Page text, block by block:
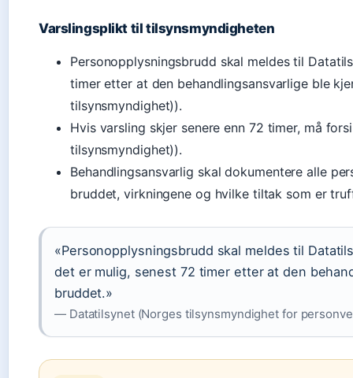
Varslingsplikt til tilsynsmyndigheten
Personopplysningsbrudd skal meldes til
timer etter at den behandlingsansvarlige ble
tilsynsmyndighet)).
Hvis varsling skjer senere enn 72 timer, må
tilsynsmyndighet)).
Behandlingsansvarlig skal dokumentere alle
bruddet, virkningene og hvilke tiltak som er
«Personopplysningsbrudd skal meldes til
det er mulig, senest 72 timer etter at den
bruddet.»
— Datatilsynet (Norges tilsynsmyndighet for